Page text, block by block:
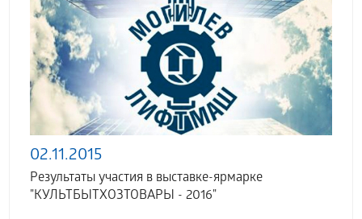
02.11.2015
Результаты участия в выставке-ярмарке
"КУЛЬТБЫТХОЗТОВАРЫ - 2016"